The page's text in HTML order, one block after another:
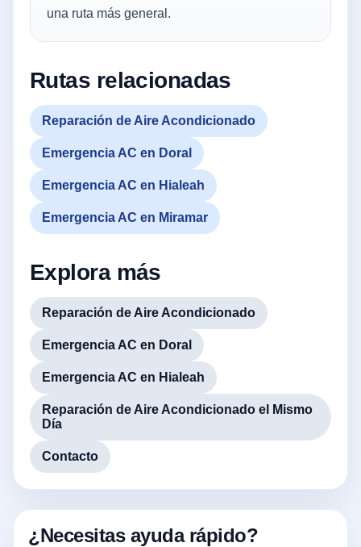
una ruta más general.
Rutas relacionadas
Reparación de Aire Acondicionado
Emergencia AC en Doral
Emergencia AC en Hialeah
Emergencia AC en Miramar
Explora más
Reparación de Aire Acondicionado
Emergencia AC en Doral
Emergencia AC en Hialeah
Reparación de Aire Acondicionado el Mismo
Día
Contacto
¿Necesitas ayuda rápido?